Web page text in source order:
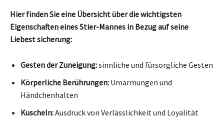
Hier finden Sie eine Übersicht über die wichtigsten
Eigenschaften eines Stier-Mannes in Bezug auf seine
Liebest sicherung:
Gesten der Zuneigung:sinnliche und fürsorgliche Gesten
Körperliche Berührungen: Umarmungen und
Händchenhalten
Kuscheln:Ausdruck von Verlässlichkeit und Loyalität